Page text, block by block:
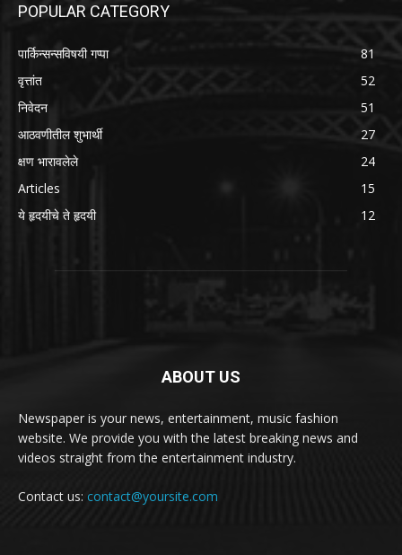
POPULAR CATEGORY
पार्किन्सन्सविषयी गप्पा
81
वृत्तांत
52
निवेदन
51
आठवणीतील शुभार्थी
27
क्षण भारावलेले
24
Articles
15
ये हृदयीचे ते हृदयी
12
ABOUT US
Newspaper is your news, entertainment, music fashion
website. We provide you with the latest breaking news and
videos straight from the entertainment industry.
Contact us: contact@yoursite.com